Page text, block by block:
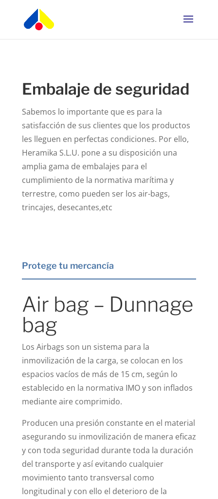
Embalaje de seguridad
Sabemos lo importante que es para la
satisfacción de sus clientes que los productos
les lleguen en perfectas condiciones. Por ello,
Heramika S.L.U. pone a su disposición una
amplia gama de embalajes para el
cumplimiento de la normativa marítima y
terrestre, como pueden ser los air-bags,
trincajes, desecantes,etc
Protege tu mercancía
Air bag – Dunnage
bag
Los Airbags son un sistema para la
inmovilización de la carga, se colocan en los
espacios vacíos de más de 15 cm, según lo
establecido en la normativa IMO y son inflados
mediante aire comprimido.
Producen una presión constante en el material
asegurando su inmovilización de manera eficaz
y con toda seguridad durante toda la duración
del transporte y así evitando cualquier
movimiento tanto transversal como
longitudinal y con ello el deterioro de la